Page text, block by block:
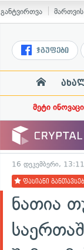
განტვირთვა
ჯგუფები
მეტი
16 დეკემბერი, 13:11
ფასიანი
ნათია